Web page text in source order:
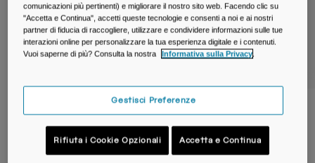
Accessori e Ricambi
Vedi Tutto
Borraccia Thrive™ Flip Straw da 750ml in
acciaio inossidabile isolato
Prodotto n.38300-D68-OS
comunicazioni più pertinenti) e migliorare il nostro sito web. Facendo clic su
"Accetta e Continua", accetti queste tecnologie e consenti a noi e ai nostri
partner di fiducia di raccogliere, utilizzare e condividere informazioni sulle tue
interazioni online per personalizzare la tua esperienza digitale e i contenuti.
Vuoi saperne di più? Consulta la nostra
Informativa sulla Privacy.
Gestisci Preferenze
Rifiuta i Cookie Opzionali Accetta e Continua